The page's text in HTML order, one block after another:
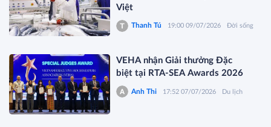
Việt
Thanh Tú 19:00 09/07/2026 Đời sống
VEHA nhận Giải thưởng Đặc
biệt tại RTA-SEA Awards 2026
Anh Thi 17:52 07/07/2026 Du lịch